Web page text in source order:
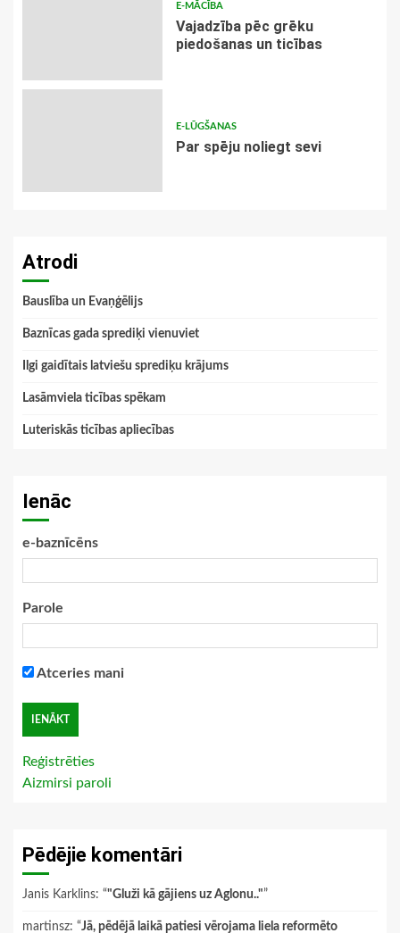
E-MĀCĪBA
Vajadzība pēc grēku
piedošanas un ticības
E-LŪGŠANAS
Par spēju noliegt sevi
Atrodi
Bauslība un Evaņģēlijs
Baznīcas gada sprediķi vienuviet
Ilgi gaidītais latviešu sprediķu krājums
Lasāmviela ticības spēkam
Luteriskās ticības apliecības
Ienāc
e-baznīcēns
Parole
Atceries mani
Reģistrēties
Aizmirsi paroli
Pēdējie komentāri
Janis Karklins: “"Gluži kā gājiens uz Aglonu.."”
martinsz: “Jā, pēdējā laikā patiesi vērojama liela reformēto